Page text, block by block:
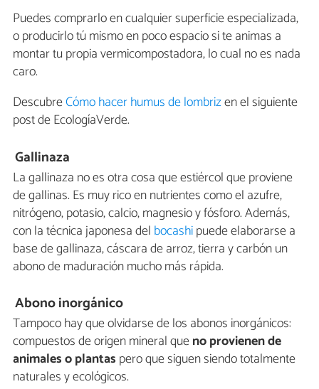
Puedes comprarlo en cualquier superficie especializada,
o producirlo tú mismo en poco espacio si te animas a
montar tu propia vermicompostadora, lo cual no es nada
caro.
DescubreCómo hacer humus de lombrizen el siguiente
post de EcologíaVerde.
Gallinaza
La gallinaza no es otra cosa que estiércol que proviene
de gallinas. Es muy rico en nutrientes como el azufre,
nitrógeno, potasio, calcio, magnesio y fósforo. Además,
con la técnica japonesa del bocashipuede elaborarse a
base de gallinaza, cáscara de arroz, tierra y carbón un
abono de maduración mucho más rápida.
Abono inorgánico
Tampoco hay que olvidarse de los abonos inorgánicos:
compuestos de origen mineral queno provienen de
animales o plantas pero que siguen siendo totalmente
naturales y ecológicos.